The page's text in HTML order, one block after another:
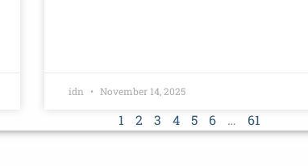
idn November 14, 2025
1 2 3 4 5 6 … 61